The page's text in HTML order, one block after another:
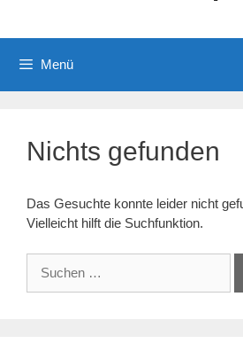
Menü
Nichts gefunden
Das Gesuchte konnte leider nicht
Vielleicht hilft die Suchfunktion.
nach: